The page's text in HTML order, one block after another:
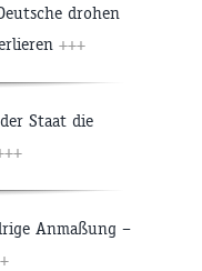
drohen
+++
Staat die
Anmaßung –